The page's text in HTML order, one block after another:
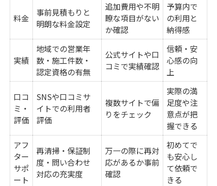
料金
事前見積もりと
明朗な料金設定
追加費用や不明
瞭な項目がない
か確認
予算内で
の利用と
納得感
実績
地域での営業年
数・施工件数・
認定資格の有無
公式サイトや口
コミで実績確認
信頼・安
心感の向
上
口コ
ミ・
評価
SNSや口コミサ
イトでの利用者
評価
複数サイトで偏
りをチェック
実際の満
足度や注
意点が把
握できる
アフ
ター
サポ
ート
再清掃・保証制
度・問い合わせ
対応の充実度
万一の際に再対
応があるか事前
確認
初めてで
も安心し
て依頼で
きる